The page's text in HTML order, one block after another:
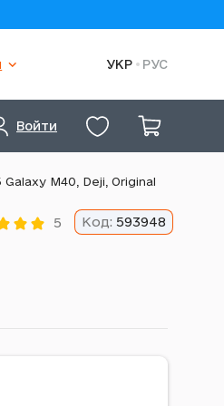
УКР РУС
Войти
M40, Deji, Original
5 Код: 593948